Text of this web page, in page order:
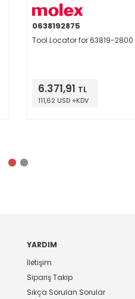
0638192875
Tool Locator for 63819-2800
6.371,91 TL
111,62 USD +KDV
YARDIM
İletişim
Sipariş Takip
Sıkça Sorulan Sorular